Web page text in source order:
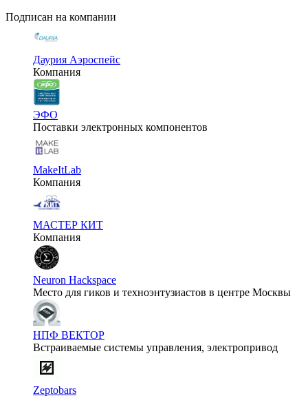
Подписан на компании
Даурия Аэроспейс
Компания
ЭФО
Поставки электронных компонентов
MakeItLab
Компания
МАСТЕР КИТ
Компания
Neuron Hackspace
Место для гиков и техноэнтузиастов в центре Москвы
НПФ ВЕКТОР
Встраиваемые системы управления, электропривод
Zeptobars